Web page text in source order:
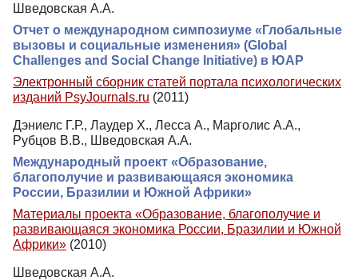
Шведовская А.А.
Отчет о международном симпозиуме «Глобальные
вызовы и социальные изменения» (Global
Challenges and Social Change Initiative) в ЮАР
Электронный сборник статей портала психологических
изданий PsyJournals.ru (2011)
Дэниелс Г.Р., Лаудер Х., Лесса А., Марголис А.А.,
Рубцов В.В., Шведовская А.А.
Международный проект «Образование,
благополучие и развивающаяся экономика
России, Бразилии и Южной Африки»
Материалы проекта «Образование, благополучие и
развивающаяся экономика России, Бразилии и Южной
Африки» (2010)
Шведовская А.А.